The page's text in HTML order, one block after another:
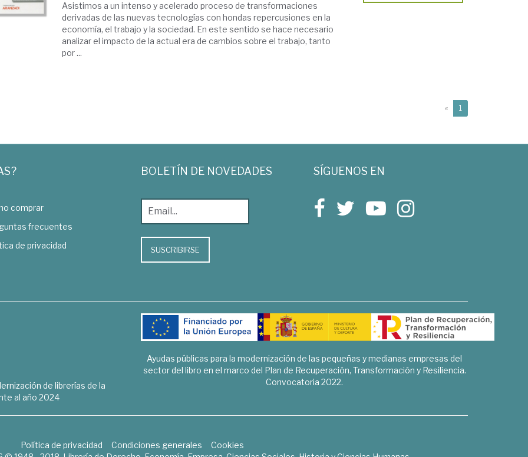
Asistimos a un intenso y acelerado proceso de transformaciones
derivadas de las nuevas tecnologías con hondas repercusiones en la
economía, el trabajo y la sociedad. En este sentido se hace necesario
analizar el impacto de la actual era de cambios sobre el trabajo, tanto
por ...
« 1
comprar
frecuentes
de privacidad
BOLETÍN DE NOVEDADES
SUSCRIBIRSE
SÍGUENOS EN
de librerías de la
al año 2024
Ayudas públicas para la modernización de las pequeñas y medianas empresas del
sector del libro en el marco del Plan de Recuperación, Transformación y Resiliencia.
Convocatoria 2022.
Política de privacidad Condiciones generales
Cookies